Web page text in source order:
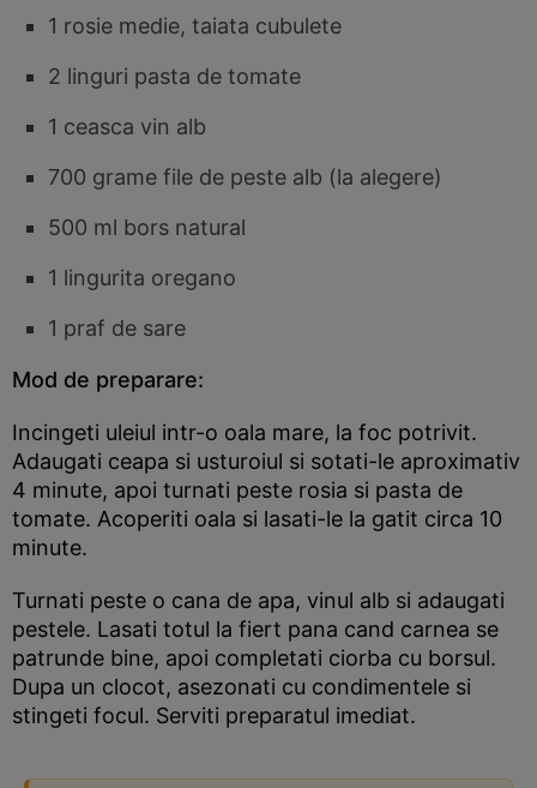
1 rosie medie, taiata cubulete
2 linguri pasta de tomate
1 ceasca vin alb
700 grame file de peste alb (la alegere)
500 ml bors natural
1 lingurita oregano
1 praf de sare
Mod de preparare:
Incingeti uleiul intr-o oala mare, la foc potrivit.
Adaugati ceapa si usturoiul si sotati-le aproximativ
4 minute, apoi turnati peste rosia si pasta de
tomate. Acoperiti oala si lasati-le la gatit circa 10
minute.
Turnati peste o cana de apa, vinul alb si adaugati
pestele. Lasati totul la fiert pana cand carnea se
patrunde bine, apoi completati ciorba cu borsul.
Dupa un clocot, asezonati cu condimentele si
stingeti focul. Serviti preparatul imediat.